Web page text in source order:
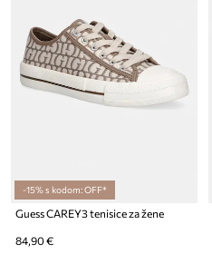
-15% s kodom: OFF*
Guess CAREY3 tenisice za žene
84,90 €